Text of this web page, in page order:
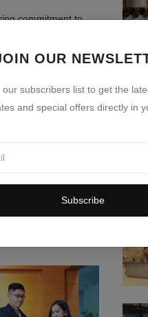
OUR
our subscribers list to get the
and special offers directly in
Subscribe
commitment to
and accurate